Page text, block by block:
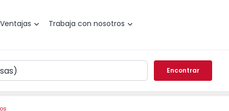
Ventajas Trabaja con nosotros
Encontrar